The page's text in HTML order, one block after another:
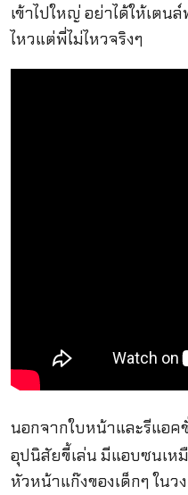
เข้าไปใหญ่ อย่าได้ให้เต
ไหวแต่พี่ไม่ไหวจริงๆ
นอกจากใบหน้าและรีแอค
อุปนิสัยขี้เล่น มีแอบซนเห
หัวหน้าแก๊งของเด็กๆ ในว